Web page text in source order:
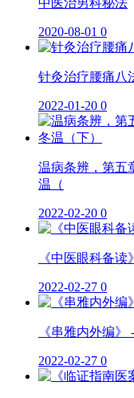
中医治男科秘法
2020-08-01 0
针灸治疗腰痛八
2022-01-20 0
温病条辨，第五
温（
2022-02-20 0
《中医眼科备
2022-02-27 0
《串雅内外编》
2022-02-27 0